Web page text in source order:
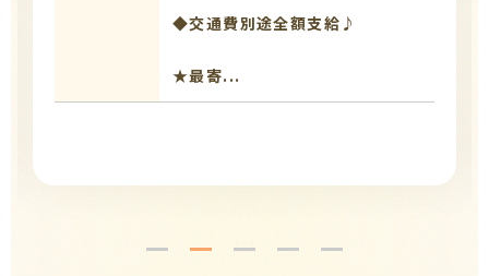
◆交通費別途全額支給♪
★最寄...